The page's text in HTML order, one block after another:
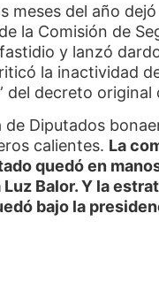
meses del año
la Comisión de
y lanzó
la inactividad
del decreto original
Diputados
calientes. La
quedó en
Balor. Y la
bajo la